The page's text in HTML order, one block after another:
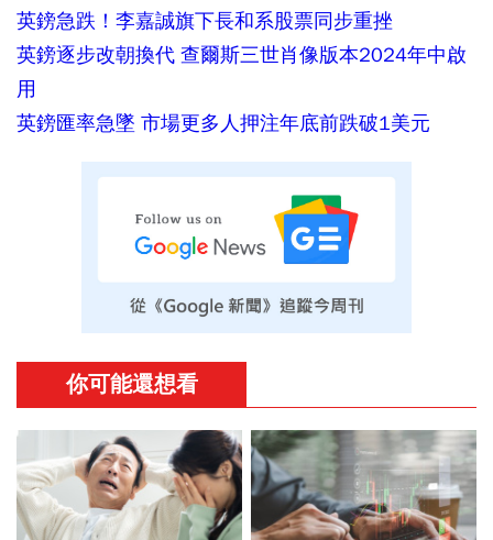
英鎊急跌！李嘉誠旗下長和系股票同步重挫
英鎊逐步改朝換代 查爾斯三世肖像版本2024年中啟
用
英鎊匯率急墜 市場更多人押注年底前跌破1美元